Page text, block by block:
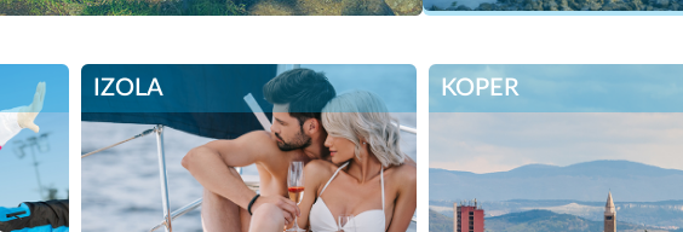
IZOLA KOPER